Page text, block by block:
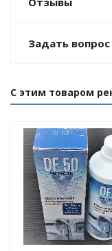
Задать вопрос
С этим товаром